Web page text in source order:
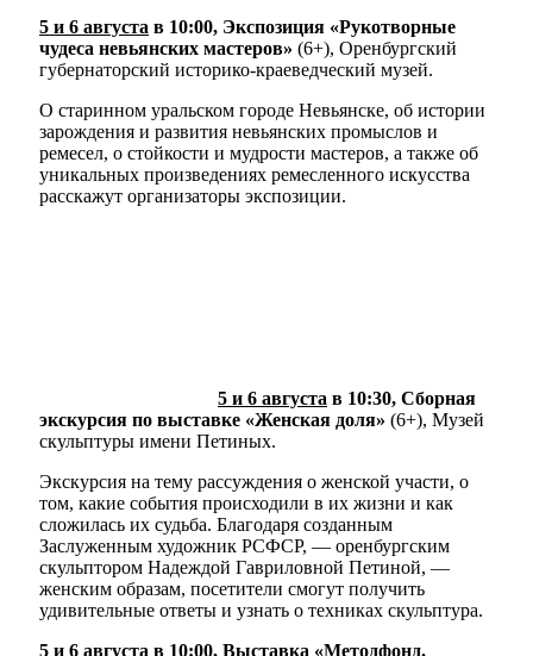
5 и 6 августа в 10:00, Экспозиция «Рукотворные
чудеса невьянских мастеров» (6+), Оренбургский
губернаторский историко-краеведческий музей.
О старинном уральском городе Невьянске, об истории
зарождения и развития невьянских промыслов и
ремесел, о стойкости и мудрости мастеров, а также об
уникальных произведениях ремесленного искусства
расскажут организаторы экспозиции.
5 и 6 августа в 10:30, Сборная
экскурсия по выставке «Женская доля» (6+), Музей
скульптуры имени Петиных.
Экскурсия на тему рассуждения о женской участи, о
том, какие события происходили в их жизни и как
сложилась их судьба. Благодаря созданным
Заслуженным художник РСФСР, — оренбургским
скульптором Надеждой Гавриловной Петиной, —
женским образам, посетители смогут получить
удивительные ответы и узнать о техниках скульптура.
5 и 6 августа в 10:00, Выставка «Методфонд.